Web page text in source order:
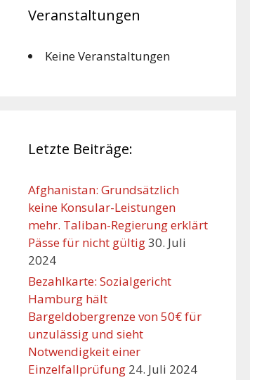
Veranstaltungen
Keine Veranstaltungen
Letzte Beiträge:
Afghanistan: Grundsätzlich
keine Konsular-Leistungen
mehr. Taliban-Regierung erklärt
Pässe für nicht gültig30. Juli
2024
Bezahlkarte: Sozialgericht
Hamburg hält
Bargeldobergrenze von 50€ für
unzulässig und sieht
Notwendigkeit einer
Einzelfallprüfung 24. Juli 2024